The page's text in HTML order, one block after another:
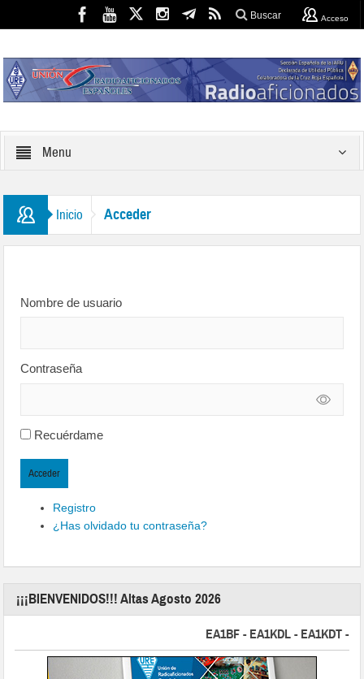
Buscar Acceso
Menu
Inicio Acceder
Nombre de usuario
Contraseña
Recuérdame
Acceder
Registro
¿Has olvidado tu contraseña?
¡¡¡BIENVENIDOS!!! Altas Agosto 2026
EA1BF - EA1KDL - EA1KDT -